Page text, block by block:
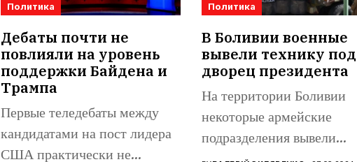
Политика
Дебаты почти не
повлияли на уровень
поддержки Байдена и
Трампа
Первые теледебаты между
кандидатами на пост лидера
США практически не
Политика
В Боливии военные
вывели технику под
дворец президента
На территории Боливии
некоторые армейские
подразделения вывели